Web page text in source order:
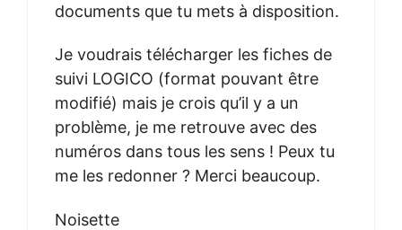
documents que tu mets à disposition.
Je voudrais télécharger les fiches de
suivi LOGICO (format pouvant être
modifié) mais je crois qu’il y a un
problème, je me retrouve avec des
numéros dans tous les sens ! Peux tu
me les redonner ? Merci beaucoup.
Noisette